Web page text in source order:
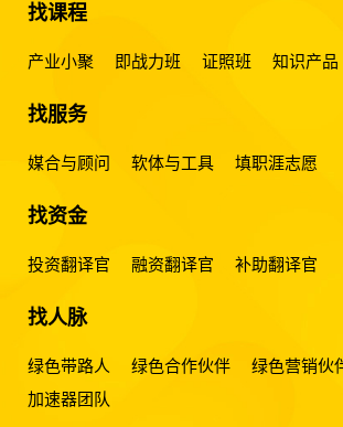
找课程
产业小聚 即战力班 证照班 知识产品
找服务
媒合与顾问 软体与工具 填职涯志愿
找资金
投资翻译官 融资翻译官 补助翻译官
找人脉
绿色带路人 绿色合作伙伴
绿色营销伙
加速器团队